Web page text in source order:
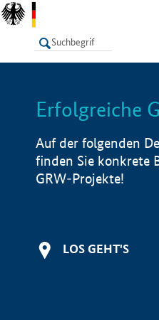
LISTE
Erfolgreiche
Auf der folgenden
finden Sie konkrete
GRW-Projekte!
LOS GEHT'S